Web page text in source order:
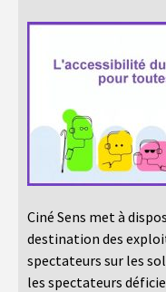
Ciné Sens met à
destination des
spectateurs sur les
les spectateurs